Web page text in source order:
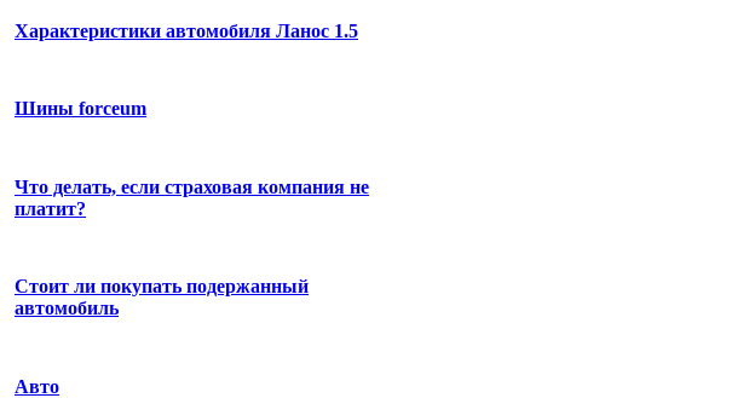
Характеристики автомобиля Ланос 1.5
Шины forceum
Что делать, если страховая компания не
платит?
Стоит ли покупать подержанный
автомобиль
Авто